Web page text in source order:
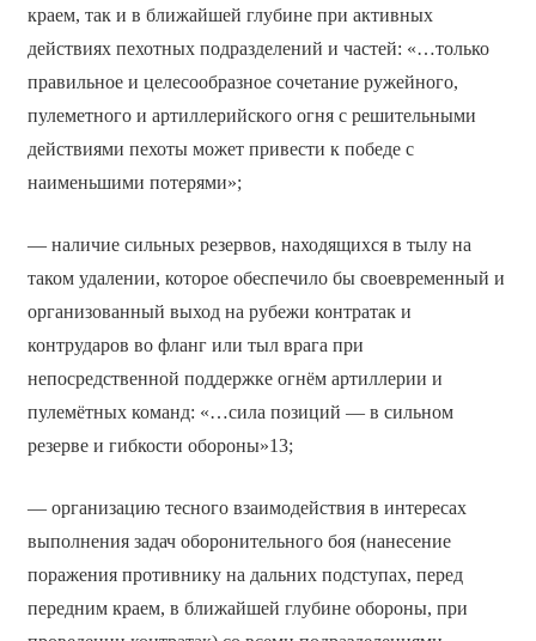
краем, так и в ближайшей глубине при активных
действиях пехотных подразделений и частей: «…только
правильное и целесообразное сочетание ружейного,
пулеметного и артиллерийского огня с решительными
действиями пехоты может привести к победе с
наименьшими потерями»;
— наличие сильных резервов, находящихся в тылу на
таком удалении, которое обеспечило бы своевременный и
организованный выход на рубежи контратак и
контрударов во фланг или тыл врага при
непосредственной поддержке огнём артиллерии и
пулемётных команд: «…сила позиций — в сильном
резерве и гибкости обороны»13;
— организацию тесного взаимодействия в интересах
выполнения задач оборонительного боя (нанесение
поражения противнику на дальних подступах, перед
передним краем, в ближайшей глубине обороны, при